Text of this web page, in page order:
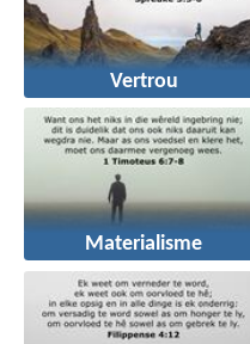
Vertrou
Materialisme